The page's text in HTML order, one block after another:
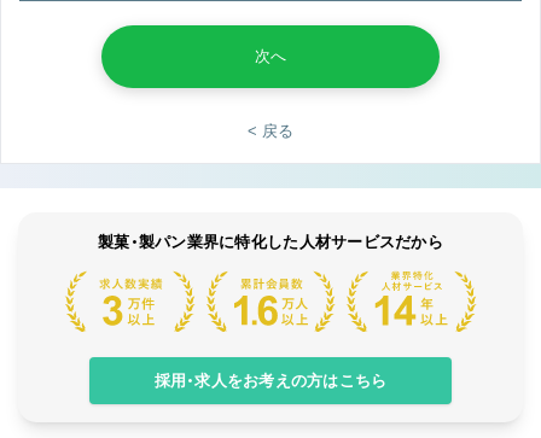
次へ
< 戻る
製菓・製パン業界に特化した人材サービスだから
採用・求人をお考えの方はこちら